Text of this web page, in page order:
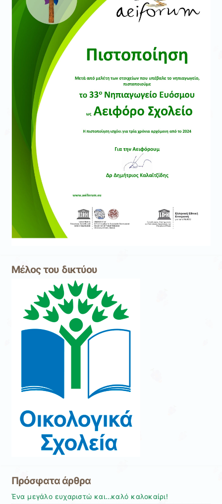
Μέλος του δικτύου
Πρόσφατα άρθρα
Ένα μεγάλο ευχαριστώ και…καλό καλοκαίρι!